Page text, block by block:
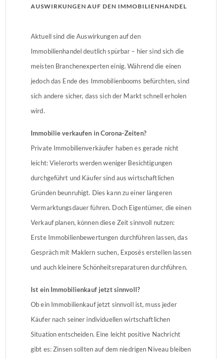
AUSWIRKUNGEN AUF DEN IMMOBILIENHANDEL
Aktuell sind die Auswirkungen auf den
Immobilienhandel deutlich spürbar – hier sind sich die
meisten Branchenexperten einig. Während die einen
jedoch das Ende des Immobilienbooms befürchten, sind
sich andere sicher, dass sich der Markt schnell erholen
wird.
Immobilie verkaufen in Corona-Zeiten?
Private Immobilienverkäufer haben es gerade nicht
leicht: Vielerorts werden weniger Besichtigungen
durchgeführt und Käufer sind aus wirtschaftlichen
Gründen beunruhigt. Dies kann zu einer längeren
Vermarktungsdauer führen. Doch Eigentümer, die einen
Verkauf planen, können diese Zeit sinnvoll nutzen:
Erste Immobilienbewertungen durchführen lassen, das
Gespräch mit Maklern suchen, Exposés erstellen lassen
und auch kleinere Schönheitsreparaturen durchführen.
Ist ein Immobilienkauf jetzt sinnvoll?
Ob ein Immobilienkauf jetzt sinnvoll ist, muss jeder
Käufer nach seiner individuellen wirtschaftlichen
Situation entscheiden. Eine leicht positive Nachricht
gibt es: Zinsen sollten auf dem niedrigen Niveau bleiben